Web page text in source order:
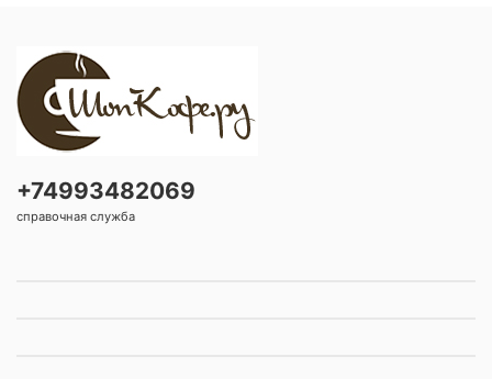
+74993482069
справочная служба